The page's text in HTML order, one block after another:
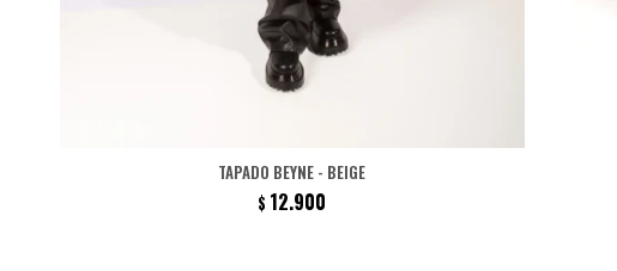
TAPADO BEYNE - BEIGE
$ 12.900